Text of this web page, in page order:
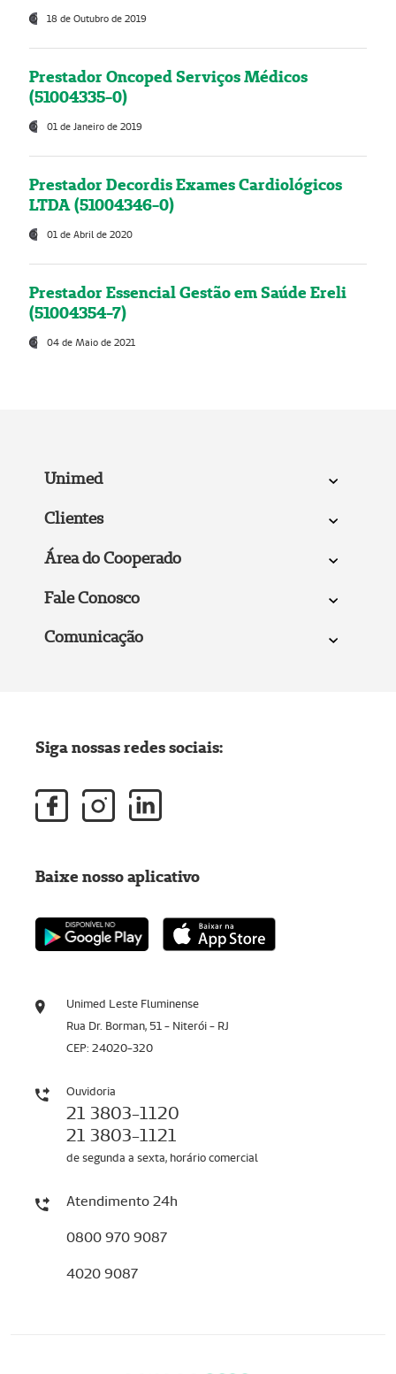
18 de Outubro de 2019
Prestador Oncoped Serviços Médicos
(51004335-0)
01 de Janeiro de 2019
Prestador Decordis Exames Cardiológicos
LTDA (51004346-0)
01 de Abril de 2020
Prestador Essencial Gestão em Saúde Ereli
(51004354-7)
04 de Maio de 2021
Unimed
Clientes
Área do Cooperado
Fale Conosco
Comunicação
Unimed Leste Fluminense
Rua Dr. Borman, 51 - Niterói - RJ
CEP: 24020-320
Ouvidoria
21 3803-1120
21 3803-1121
de segunda a sexta, horário comercial
Atendimento 24h
0800 970 9087
4020 9087
Siga nossas redes sociais:
Baixe nosso aplicativo